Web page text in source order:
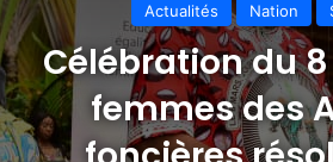
Actualités Nation
Célébration du
femmes des